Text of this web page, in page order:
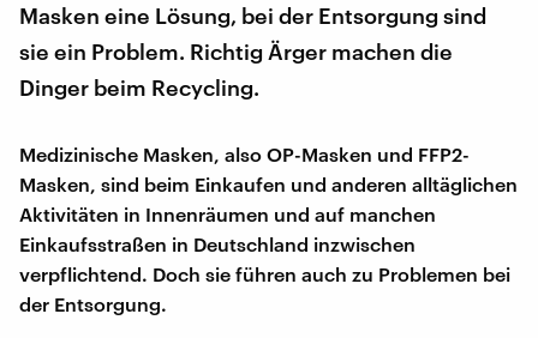
Masken eine Lösung, bei der Entsorgung sind
sie ein Problem. Richtig Ärger machen die
Dinger beim Recycling.
Medizinische Masken, also OP-Masken und FFP2-
Masken, sind beim Einkaufen und anderen alltäglichen
Aktivitäten in Innenräumen und auf manchen
Einkaufsstraßen in Deutschland inzwischen
verpflichtend. Doch sie führen auch zu Problemen bei
der Entsorgung.